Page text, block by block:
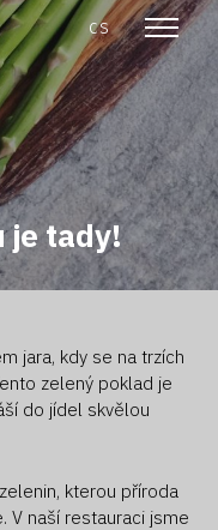
Menu
cs
en
je tady!
jara, kdy se na trzích
zelený poklad je
do jídel skvělou
kterou příroda
V naší restauraci jsme